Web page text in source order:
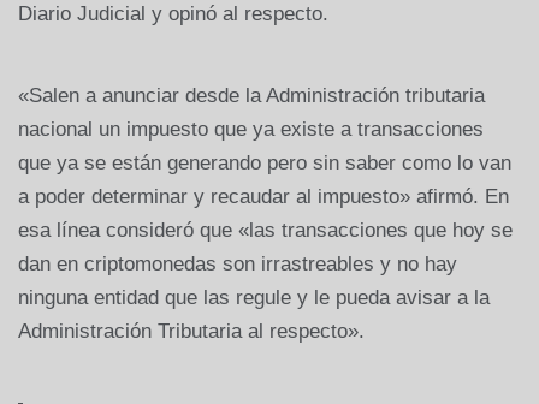
Diario Judicial y opinó al respecto.
«Salen a anunciar desde la Administración tributaria
nacional un impuesto que ya existe a transacciones
que ya se están generando pero sin saber como lo van
a poder determinar y recaudar al impuesto» afirmó. En
esa línea consideró que «las transacciones que hoy se
dan en criptomonedas son irrastreables y no hay
ninguna entidad que las regule y le pueda avisar a la
Administración Tributaria al respecto».